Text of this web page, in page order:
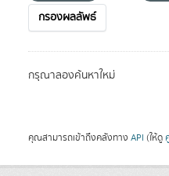
กรองผลลัพธ์
กรุณาลองค้นหาใหม่
คุณสามารถเข้าถึงคลังทาง API (ให้ดู